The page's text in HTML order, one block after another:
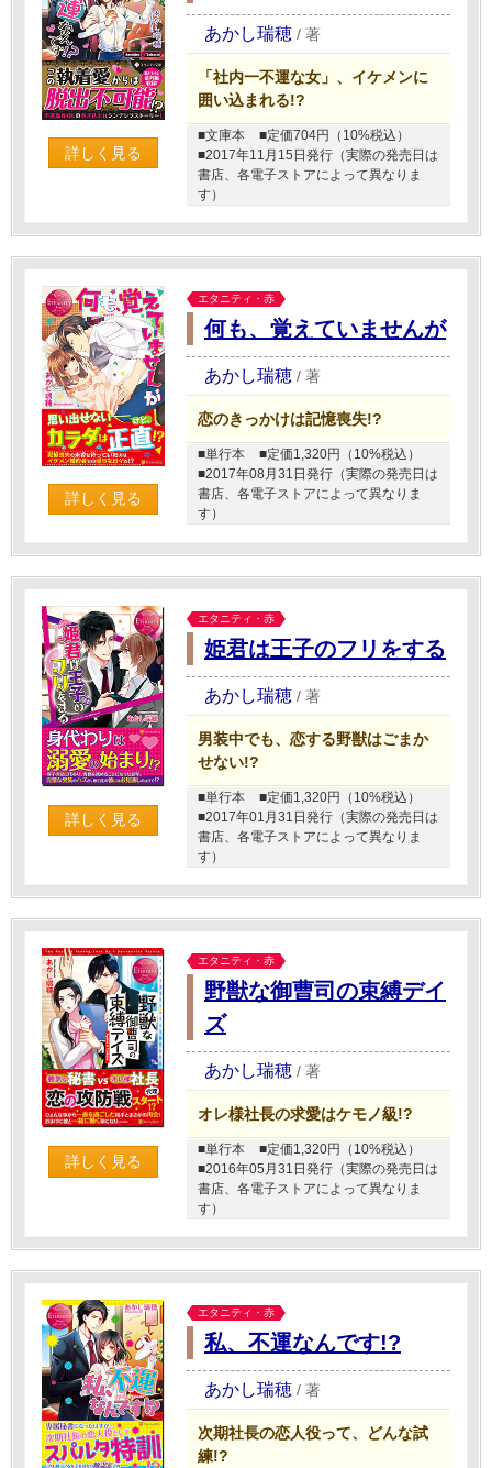
詳しく見る
あかし瑞穂 / 著
「社内一不運な女」、イケメンに
囲い込まれる!?
■文庫本
■定価704円（10%税込）
■2017年11月15日発行（実際の発売日は
書店、各電子ストアによって異なりま
す）
詳しく見る
エタニティ・赤
何も、覚えていませんが
あかし瑞穂 / 著
恋のきっかけは記憶喪失!?
■単行本
■定価1,320円（10%税込）
■2017年08月31日発行（実際の発売日は
書店、各電子ストアによって異なりま
す）
詳しく見る
エタニティ・赤
姫君は王子のフリをする
あかし瑞穂 / 著
男装中でも、恋する野獣はごまか
せない!?
■単行本
■定価1,320円（10%税込）
■2017年01月31日発行（実際の発売日は
書店、各電子ストアによって異なりま
す）
詳しく見る
エタニティ・赤
野獣な御曹司の束縛デイ
ズ
あかし瑞穂 / 著
オレ様社長の求愛はケモノ級!?
■単行本
■定価1,320円（10%税込）
■2016年05月31日発行（実際の発売日は
書店、各電子ストアによって異なりま
す）
エタニティ・赤
私、不運なんです!?
あかし瑞穂 / 著
次期社長の恋人役って、どんな試
練!?